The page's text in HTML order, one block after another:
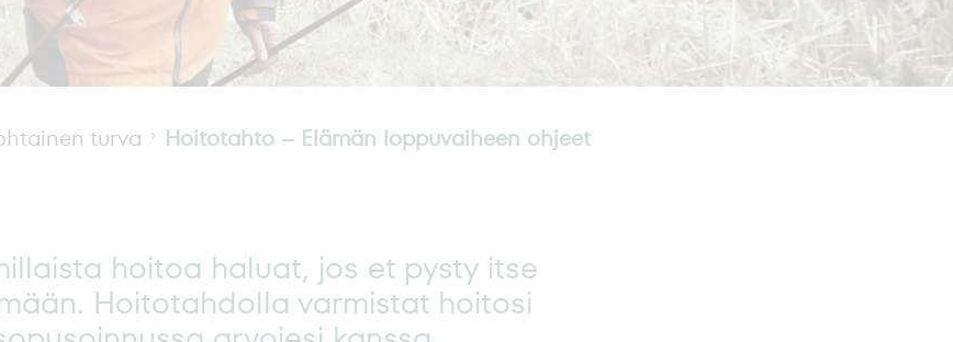
turva Hoitotahto – Elämän loppuvaiheen ohjeet
hoitoa haluat, jos et pysty itse
Hoitotahdolla varmistat hoitosi